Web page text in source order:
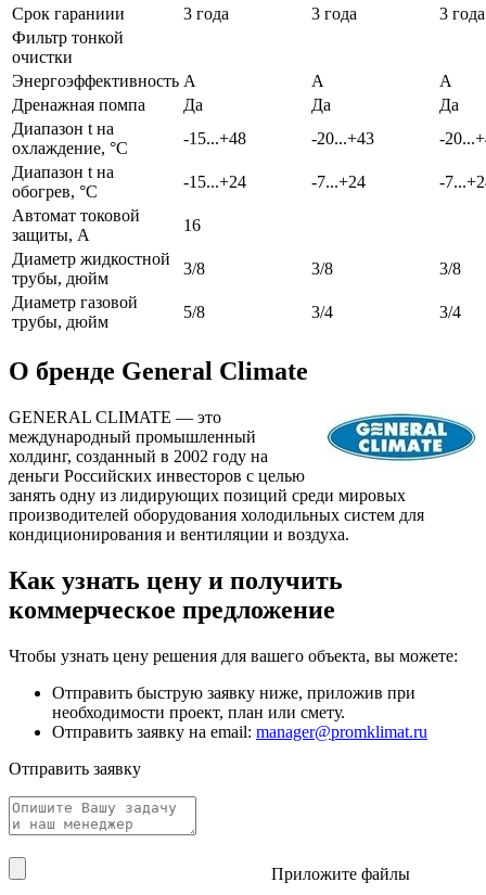
Срок гараниии
3 года 3 года
3 года
Фильтр тонкой
очистки
Энергоэффективность A A
A
Дренажная помпа
Да Да
Да
Диапазон t на
охлаждение, °С
-15...+48 -20...+43
-
Диапазон t на
обогрев, °С
-15...+24 -7...+24
-
Автомат токовой
защиты, A
16
Диаметр жидкостной
трубы, дюйм
3/8 3/8
3/8
Диаметр газовой
трубы, дюйм
5/8 3/4 3/4
О бренде General Climate
GENERAL CLIMATE — это
международный промышленный
холдинг, созданный в 2002 году на
деньги Российских инвесторов с целью
занять одну из лидирующих позиций среди мировых
производителей оборудования холодильных систем для
кондиционирования и вентиляции и воздуха.
Как узнать цену и получить
коммерческое предложение
Чтобы узнать цену решения для вашего объекта, вы можете:
Отправить быструю заявку ниже, приложив при
необходимости проект, план или смету.
Отправить заявку на email: manager@promklimat.ru
Отправить заявку
Приложите файлы